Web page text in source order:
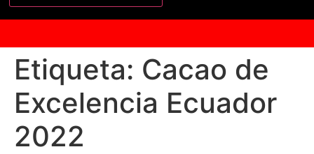
Etiqueta: Cacao de
Excelencia Ecuador
2022